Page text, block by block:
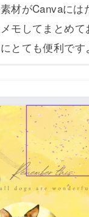
材がCanvaには
モしてまとめて
とても便利です